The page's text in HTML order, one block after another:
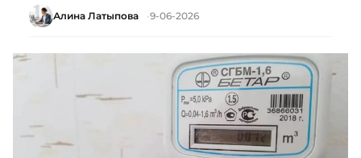
Алина Латыпова 9-06-2026